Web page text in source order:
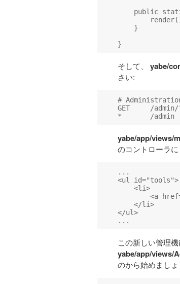
public
    }
そして、 yabe/
さい:
#
GET     /
yabe/app/views/
のコントローラ
...
<ul id="tools">
    <li>
<a
    </li>
</ul>
この新しい管理
yabe/app/views/
のから始めましょ